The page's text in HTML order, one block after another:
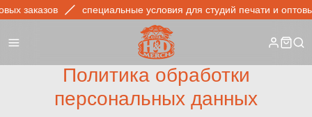
специальные условия для студий печати и оптовых
Политика обработки
персональных данных